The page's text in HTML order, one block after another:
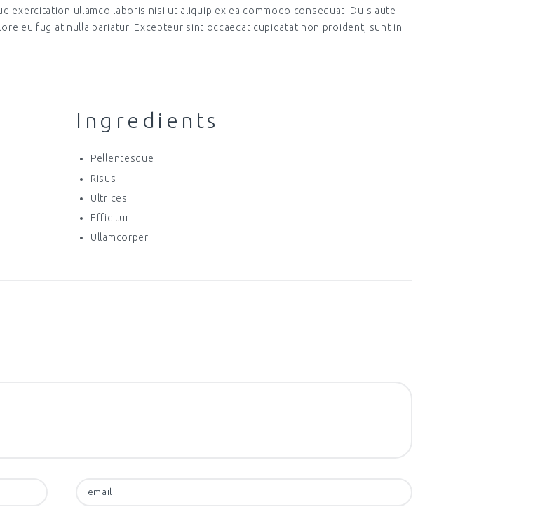
exercitation ullamco laboris nisi ut aliquip ex ea commodo consequat. Duis aute
eu fugiat nulla pariatur. Excepteur sint occaecat cupidatat non proident, sunt in
Ingredients
Pellentesque
Risus
Ultrices
Efficitur
Ullamcorper